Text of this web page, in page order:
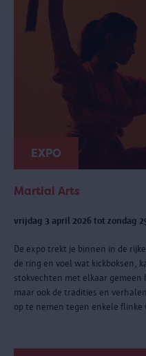
EXPO
Martial Arts
vrijdag 3 april 2026 tot zondag
De expo trekt je binnen in de
de ring en voel wat kickboksen,
stokvechten met elkaar gemeen
maar ook de tradities en
op te nemen tegen enkele flinke